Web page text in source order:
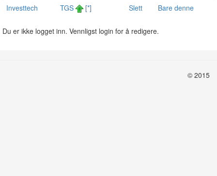
Investtech
TGS [*] Slett Bare denne
Du er ikke logget inn. Vennligst login for å redigere.
© 2015